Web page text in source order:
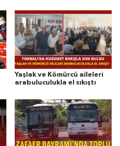
Yaşlak ve Kömürcü aileleri
arabuluculukla el sıkıştı